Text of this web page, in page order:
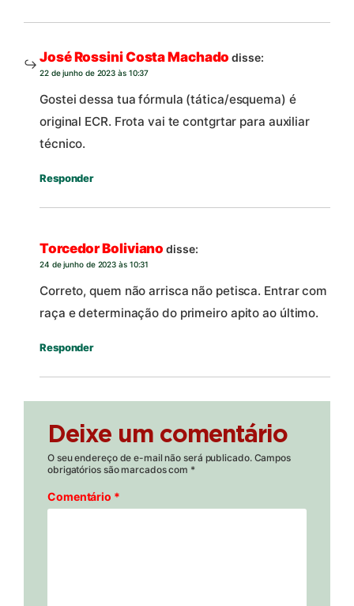
José Rossini Costa Machado disse:
22 de junho de 2023 às 10:37
Gostei dessa tua fórmula (tática/esquema) é
original ECR. Frota vai te contgrtar para auxiliar
técnico.
Responder
Torcedor Boliviano disse:
24 de junho de 2023 às 10:31
Correto, quem não arrisca não petisca. Entrar com
raça e determinação do primeiro apito ao último.
Responder
Deixe um comentário
O seu endereço de e-mail não será publicado. Campos
obrigatórios são marcados com *
Comentário *